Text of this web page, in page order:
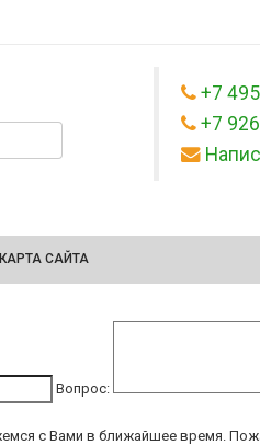
+7
+7
КАРТА САЙТА
Вопрос:
с Вами в ближайшее время.